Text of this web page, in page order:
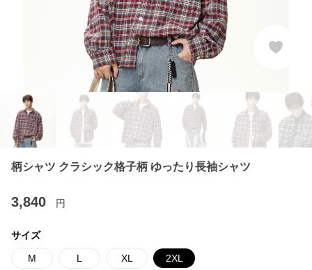
柄シャツ クラシック格子柄 ゆったり長袖シャツ
3,840 円
サイズ
M L XL 2XL